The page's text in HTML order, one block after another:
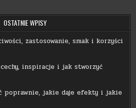
OSTATNIE WPISY
zastosowanie, smak i korzyści
inspiracje i jak stworzyć
poprawnie, jakie daje efekty i jakie